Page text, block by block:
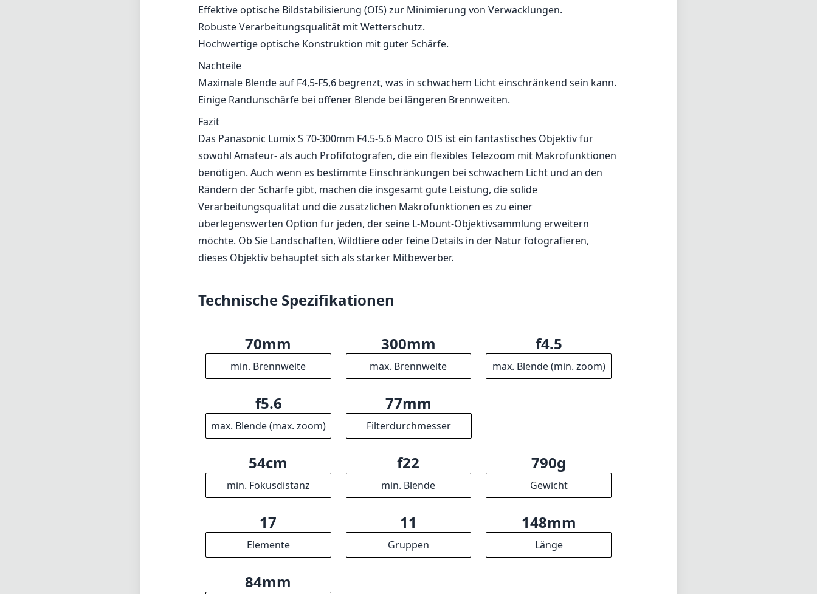
Effektive optische Bildstabilisierung (OIS) zur Minimierung von Verwacklungen.
Robuste Verarbeitungsqualität mit Wetterschutz.
Hochwertige optische Konstruktion mit guter Schärfe.
Nachteile
Maximale Blende auf F4,5-F5,6 begrenzt, was in schwachem Licht einschränkend sein kann.
Einige Randunschärfe bei offener Blende bei längeren Brennweiten.
Fazit
Das Panasonic Lumix S 70-300mm F4.5-5.6 Macro OIS ist ein fantastisches Objektiv für
sowohl Amateur- als auch Profifotografen, die ein flexibles Telezoom mit Makrofunktionen
benötigen. Auch wenn es bestimmte Einschränkungen bei schwachem Licht und an den
Rändern der Schärfe gibt, machen die insgesamt gute Leistung, die solide
Verarbeitungsqualität und die zusätzlichen Makrofunktionen es zu einer
überlegenswerten Option für jeden, der seine L-Mount-Objektivsammlung erweitern
möchte. Ob Sie Landschaften, Wildtiere oder feine Details in der Natur fotografieren,
dieses Objektiv behauptet sich als starker Mitbewerber.
Technische Spezifikationen
70mm
min. Brennweite
300mm
max. Brennweite
f4.5
max. Blende (min. zoom)
f5.6
max. Blende (max. zoom)
77mm
Filterdurchmesser
54cm
min. Fokusdistanz
f22
min. Blende
790g
Gewicht
17
Elemente
11
Gruppen
148mm
Länge
84mm